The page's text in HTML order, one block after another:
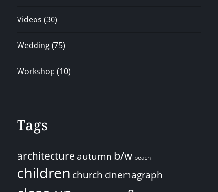
Videos (30)
Wedding(75)
Workshop (10)
Tags
architecture autumn b/w beach
children church cinemagraph